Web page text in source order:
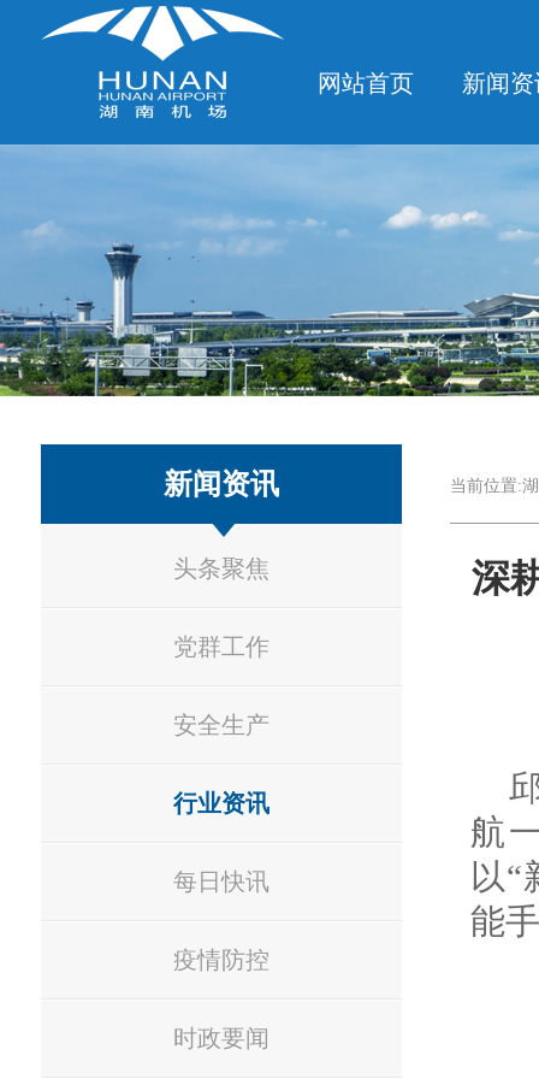
网站首页 新闻
新闻资讯
头条聚焦
党群工作
安全生产
行业资讯
每日快讯
疫情防控
时政要闻
当前位置:
深
航
以
能